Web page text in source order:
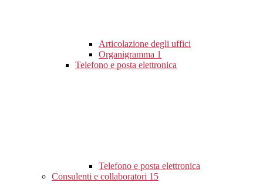
Articolazione degli uffici
Organigramma 1
Telefono e posta elettronica
Telefono e posta elettronica
Consulenti e collaboratori 15